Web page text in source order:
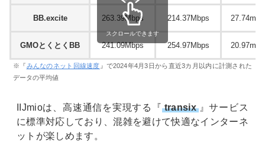
BB.excite 263.39Mbps 214.37Mbps 27.74ms
GMOとくとくBB 241.09Mbps 254.97Mbps 20.97ms
スクロールできます
※『みんなのネット回線速度 』で2024年4月3日から直近3カ月以内に計測された
データの平均値
IIJmioは、高速通信を実現する『 transix 』サービス
に標準対応しており、混雑を避けて快適なインターネ
ットが楽しめます。